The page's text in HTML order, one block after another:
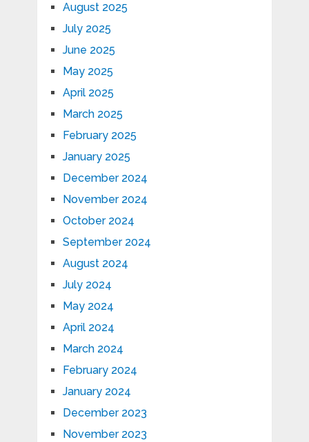
August 2025
July 2025
June 2025
May 2025
April 2025
March 2025
February 2025
January 2025
December 2024
November 2024
October 2024
September 2024
August 2024
July 2024
May 2024
April 2024
March 2024
February 2024
January 2024
December 2023
November 2023